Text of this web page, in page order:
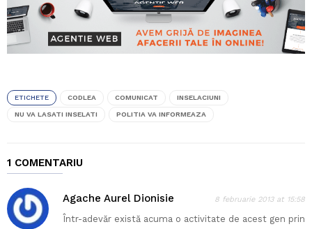
ETICHETE CODLEA COMUNICAT INSELACIUNI
NU VA LASATI INSELATI POLITIA VA INFORMEAZA
1 COMENTARIU
Agache Aurel Dionisie 8 februarie 2013 at 15:58
Într-adevăr există acuma o activitate de acest gen prin